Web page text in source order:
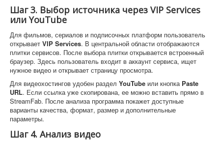
Шаг 3. Выбор источника через VIP Services
или YouTube
Для фильмов, сериалов и подписочных платформ пользователь
открывает VIP Services. В центральной области отображаются
плитки сервисов. После выбора плитки открывается встроенный
браузер. Здесь пользователь входит в аккаунт сервиса, ищет
нужное видео и открывает страницу просмотра.
Для видеохостингов удобен раздел YouTube или кнопка Paste
URL. Если ссылка уже скопирована, ее можно вставить прямо в
StreamFab. После анализа программа покажет доступные
варианты качества, формат, размер и дополнительные
параметры.
Шаг 4. Анализ видео